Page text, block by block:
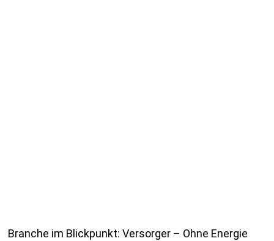
Branche im Blickpunkt: Versorger – Ohne Energie